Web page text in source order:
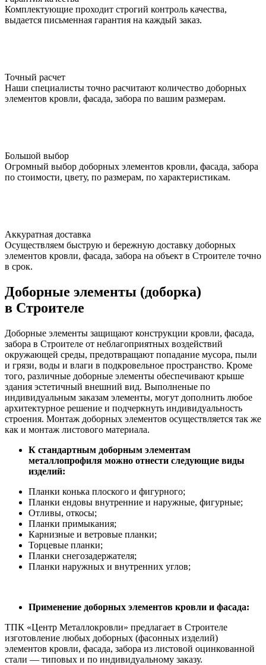
Комплектующие проходит строгий контроль качества,
выдается письменная гарантия на каждый заказ.
Точный расчет
Наши специалисты точно расчитают количество доборных
элементов кровли, фасада, забора по вашим размерам.
Большой выбор
Огромный выбор доборных элементов кровли, фасада, забора
по стоимости, цвету, по размерам, по характеристикам.
Аккуратная доставка
Осуществляем быструю и бережную доставку доборных
элементов кровли, фасада, забора на объект в Строителе точно
в срок.
Доборные элементы (доборка)
в Строителе
Доборные элементы защищают конструкции кровли, фасада,
забора в Строителе от неблагоприятных воздействий
окружающей среды, предотвращают попадание мусора, пыли
и грязи, воды и влаги в подкровельное пространство. Кроме
того, различные доборные элементы обеспечивают крыше
здания эстетичный внешний вид. Выполненые по
индивидуальным заказам элементы, могут дополнить любое
архитектурное решение и подчеркнуть индивидуальность
строения. Монтаж доборных элементов осуществляется так же
как и монтаж листового материала.
К стандартным доборным элементам
металлопрофиля можно отнести следующие виды
изделий:
Планки конька плоского и фигурного;
Планки ендовы внутренние и наружные, фигурные;
Отливы, откосы;
Планки примыкания;
Карнизные и ветровые планки;
Торцевые планки;
Планки снегозадержателя;
Планки наружных и внутренних углов;
Применение доборных элементов кровли и фасада:
ТПК «Центр Металлокровли» предлагает в Строителе
изготовление любых доборных (фасонных изделий)
элементов кровли, фасада, забора из листовой оцинкованной
стали — типовых и по индивидуальному заказу.